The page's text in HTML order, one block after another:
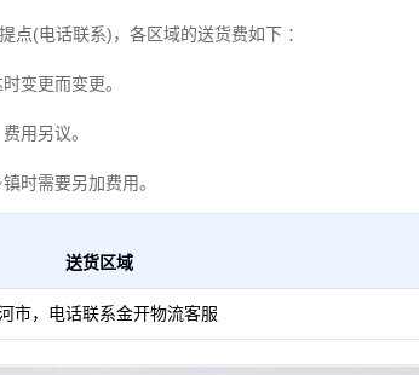
(电话联系)，各区域的送货费如下：
更而变更。
用另议。
需要另加费用。
送货区域
市，电话联系金开物流客服